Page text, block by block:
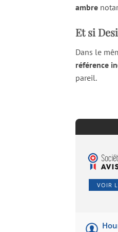
ambre
Et si
Dans le
référence
pareil.
VOIR